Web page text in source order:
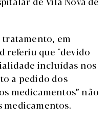
tratamento, em
referiu que "devido
incluídas nos
a pedido dos
medicamentos” não